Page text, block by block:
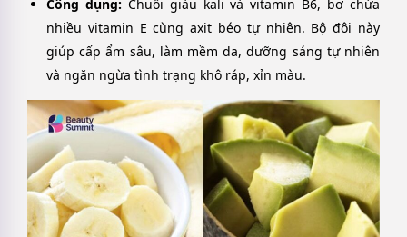
Công dụng: Chuối giàu kali và vitamin B6, bơ chứa
nhiều vitamin E cùng axit béo tự nhiên. Bộ đôi này
giúp cấp ẩm sâu, làm mềm da, dưỡng sáng tự nhiên
và ngăn ngừa tình trạng khô ráp, xỉn màu.